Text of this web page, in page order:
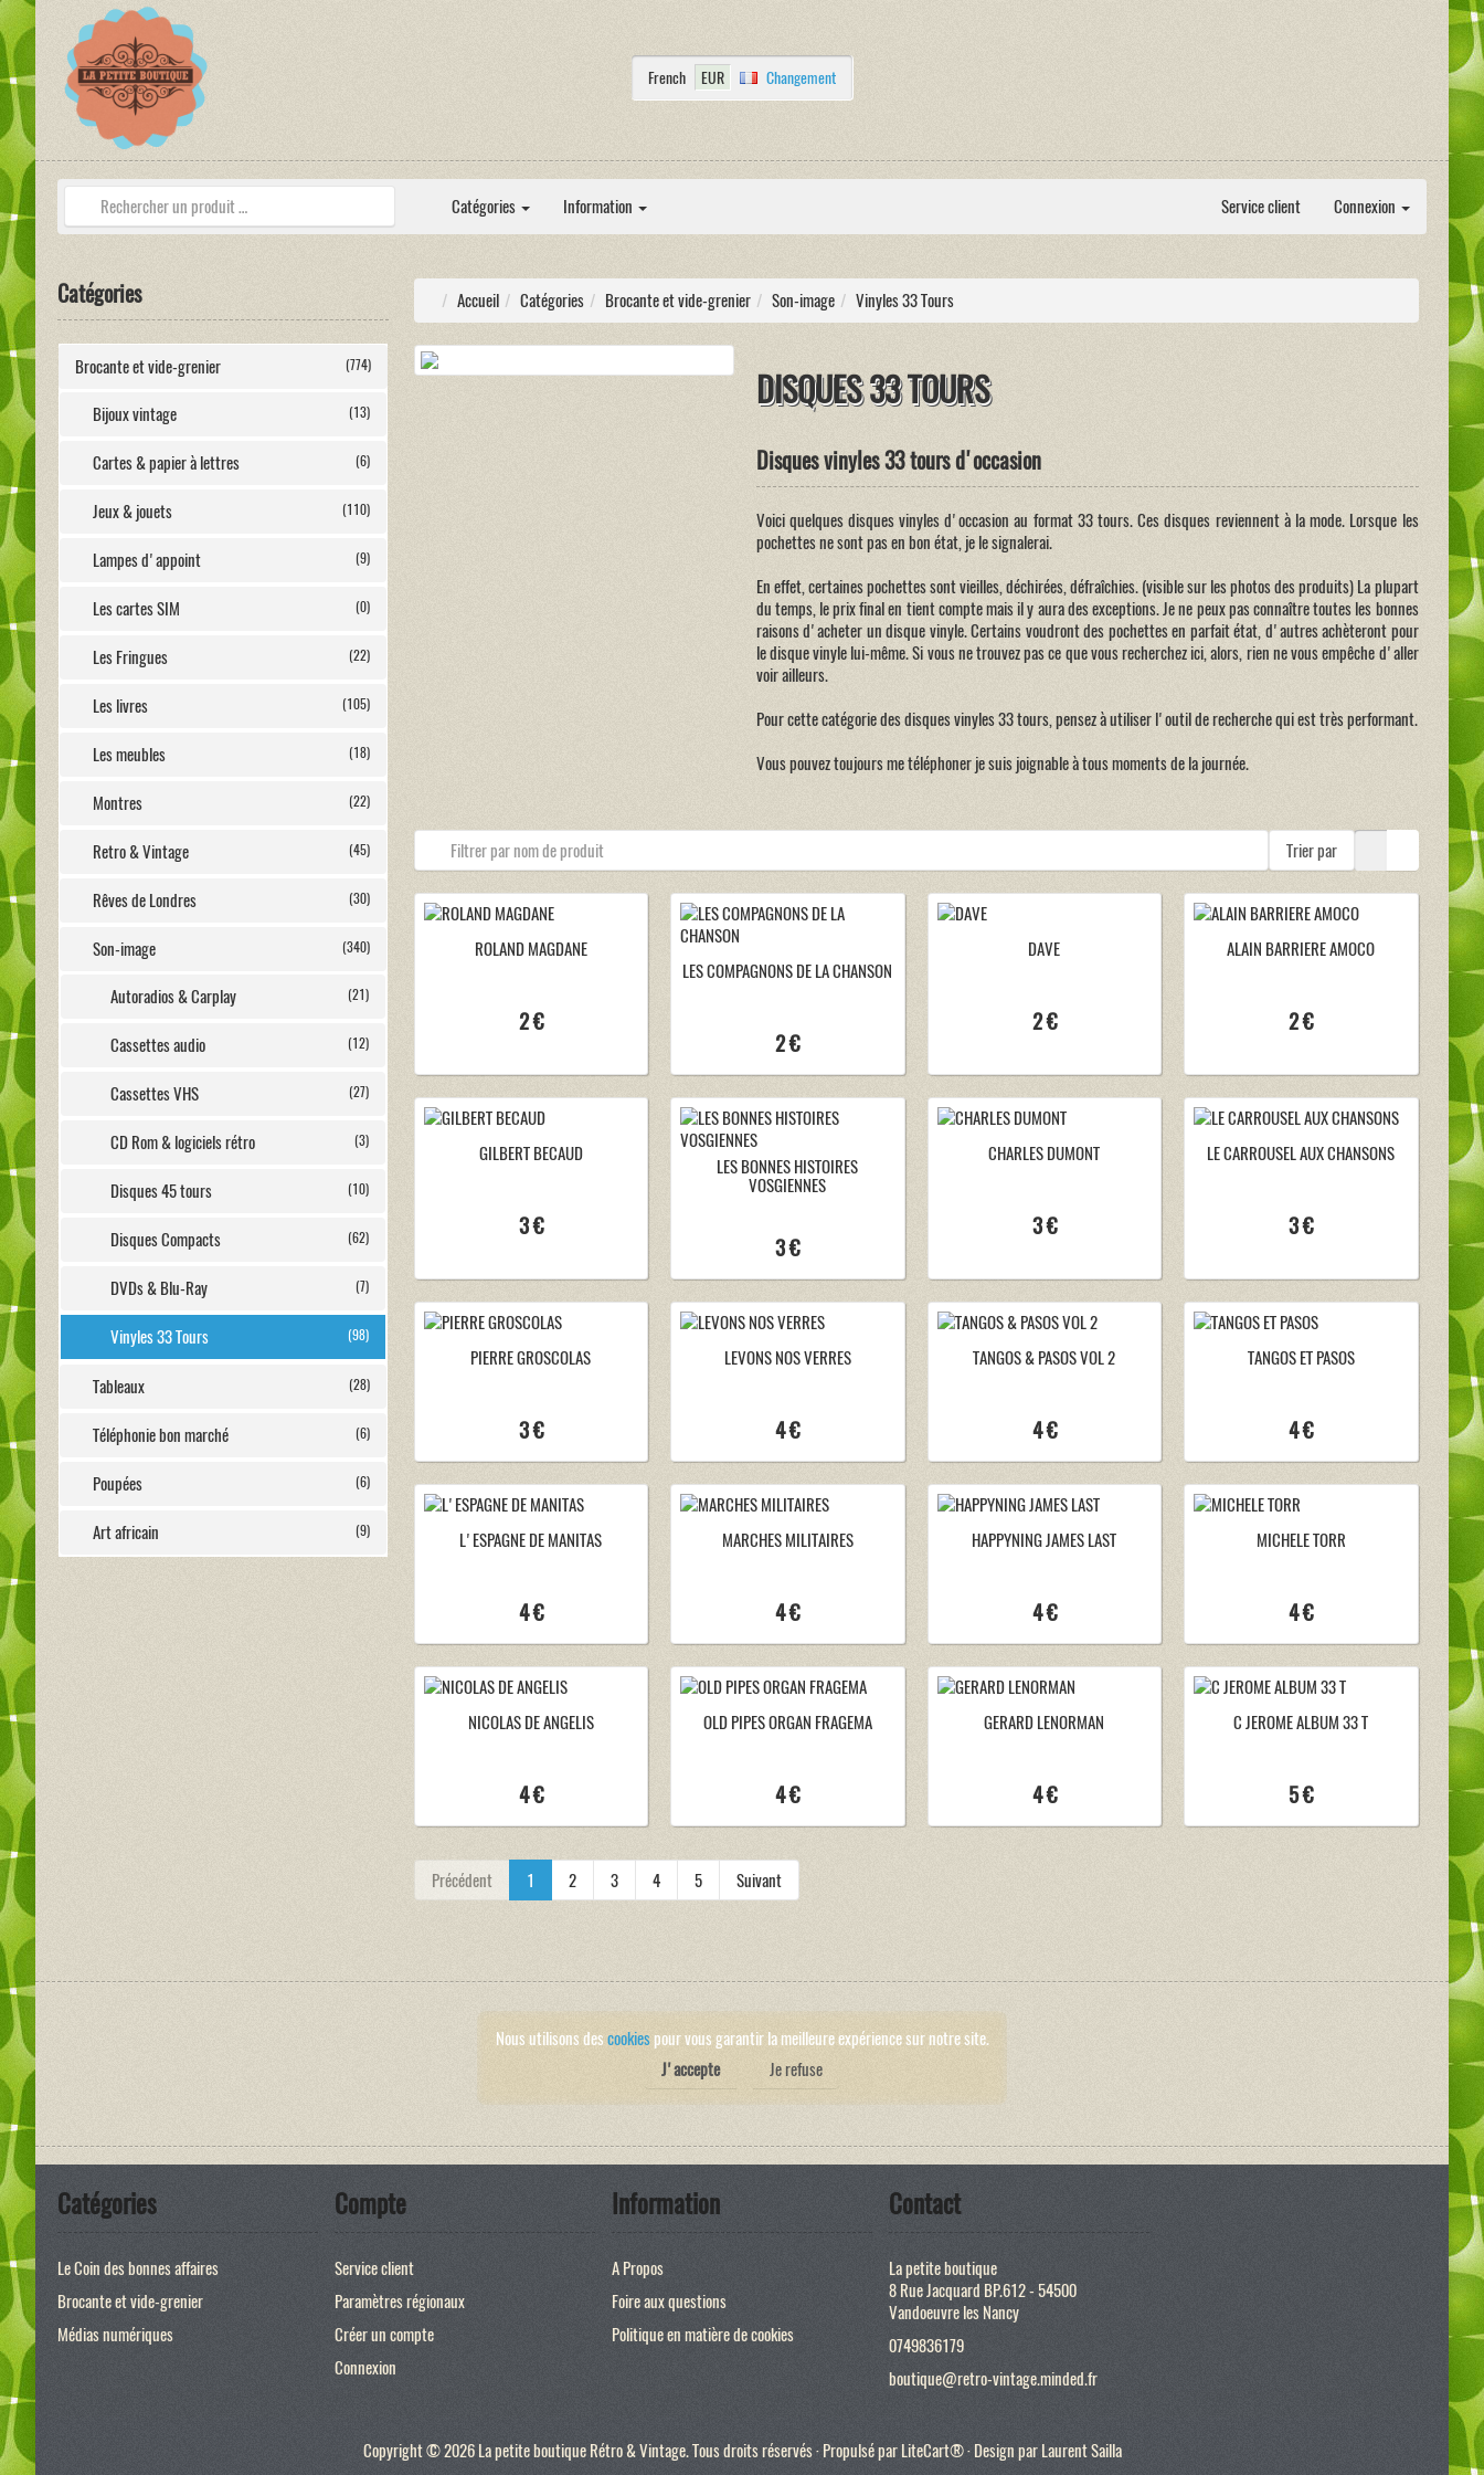
French EUR Changement
Catégories Information Service client Connexion
Catégories
Brocante et vide-grenier (774)
Bijoux vintage (13)
Cartes & papier à lettres (6)
Jeux & jouets (110)
Lampes d'appoint (9)
Les cartes SIM (0)
Les Fringues (22)
Les livres (105)
Les meubles (18)
Montres (22)
Retro & Vintage (45)
Rêves de Londres (30)
Son-image (340)
Autoradios & Carplay (21)
Cassettes audio (12)
Cassettes VHS (27)
CD Rom & logiciels rétro (3)
Disques 45 tours (10)
Disques Compacts (62)
DVDs & Blu-Ray (7)
Vinyles 33 Tours (98)
Tableaux (28)
Téléphonie bon marché (6)
Poupées (6)
Art africain (9)
Accueil Catégories Brocante et vide-grenier Son-image Vinyles 33 Tours
DISQUES 33 TOURS
Disques vinyles 33 tours d'occasion
Voici quelques disques vinyles d'occasion au format 33 tours. Ces disques reviennent à la mode. Lorsque les
pochettes ne sont pas en bon état, je le signalerai.
En effet, certaines pochettes sont vieilles, déchirées, défraîchies. (visible sur les photos des produits) La plupart
du temps, le prix final en tient compte mais il y aura des exceptions. Je ne peux pas connaître toutes les bonnes
raisons d'acheter un disque vinyle. Certains voudront des pochettes en parfait état, d'autres achèteront pour
le disque vinyle lui-même. Si vous ne trouvez pas ce que vous recherchez ici, alors, rien ne vous empêche d'aller
voir ailleurs.
Pour cette catégorie des disques vinyles 33 tours, pensez à utiliser l'outil de recherche qui est très performant.
Vous pouvez toujours me téléphoner je suis joignable à tous moments de la journée.
Trier par
ROLAND MAGDANE
2 €
LES COMPAGNONS DE LA CHANSON
2 €
DAVE
2 €
ALAIN BARRIERE AMOCO
2 €
GILBERT BECAUD
3 €
LES BONNES HISTOIRES
VOSGIENNES
3 €
CHARLES DUMONT
3 €
LE CARROUSEL AUX CHANSONS
3 €
PIERRE GROSCOLAS
3 €
LEVONS NOS VERRES
4 €
TANGOS & PASOS VOL 2
4 €
TANGOS ET PASOS
4 €
L'ESPAGNE DE MANITAS
4 €
MARCHES MILITAIRES
4 €
HAPPYNING JAMES LAST
4 €
MICHELE TORR
4 €
NICOLAS DE ANGELIS
4 €
OLD PIPES ORGAN FRAGEMA
4 €
GERARD LENORMAN
4 €
C JEROME ALBUM 33 T
5 €
Précédent 1 2 3 4 5 Suivant
Nous utilisons des cookiespour vous garantir la meilleure expérience sur notre site.
J'accepte
Je refuse
Catégories
Le Coin des bonnes affaires
Brocante et vide-grenier
Médias numériques
Compte
Service client
Paramètres régionaux
Créer un compte
Connexion
Information
A Propos
Foire aux questions
Politique en matière de cookies
Contact
La petite boutique
8 Rue Jacquard BP.612 - 54500
Vandoeuvre les Nancy
0749836179
boutique@retro-vintage.minded.fr
Copyright © 2026 La petite boutique Rétro & Vintage. Tous droits réservés · Propulsé par LiteCart®· Design par Laurent Sailla